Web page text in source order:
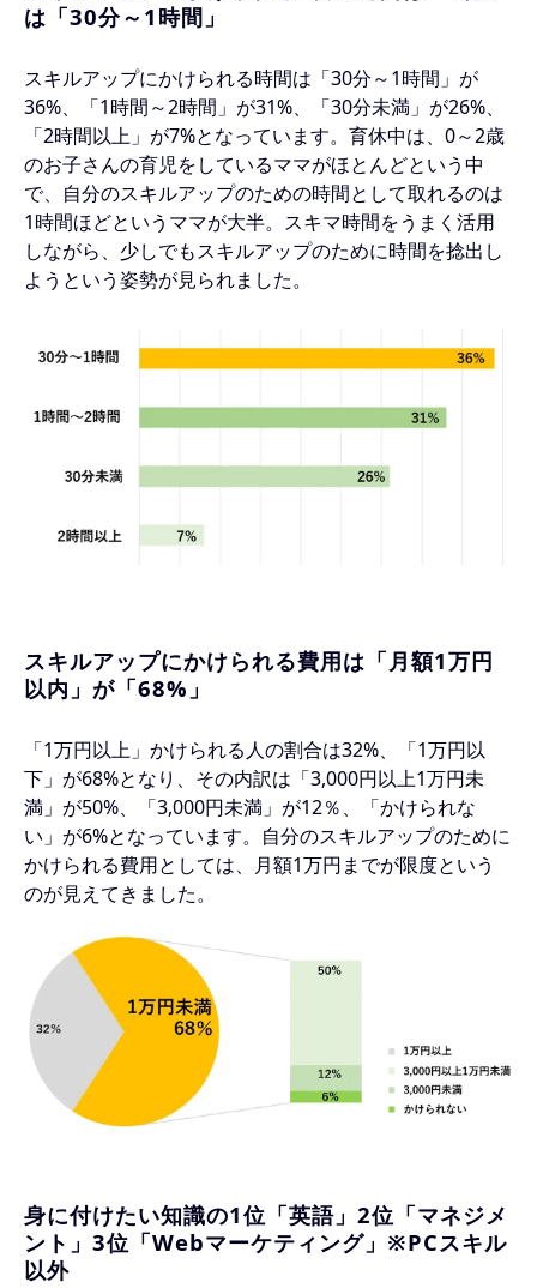
は「30分～1時間」
スキルアップにかけられる時間は「30分～1時間」が
36%、「1時間～2時間」が31%、「30分未満」が26%、
「2時間以上」が7%となっています。育休中は、0～2歳
のお子さんの育児をしているママがほとんどという中
で、自分のスキルアップのための時間として取れるのは
1時間ほどというママが大半。スキマ時間をうまく活用
しながら、少しでもスキルアップのために時間を捻出し
ようという姿勢が見られました。
スキルアップにかけられる費用は「月額1万円
以内」が「68%」
「1万円以上」かけられる人の割合は32%、「1万円以
下」が68%となり、その内訳は「3,000円以上1万円未
満」が50%、「3,000円未満」が12％、「かけられな
い」が6%となっています。自分のスキルアップのために
かけられる費用としては、月額1万円までが限度という
のが見えてきました。
身に付けたい知識の1位「英語」2位「マネジメ
ント」3位「Webマーケティング」※PCスキル
以外